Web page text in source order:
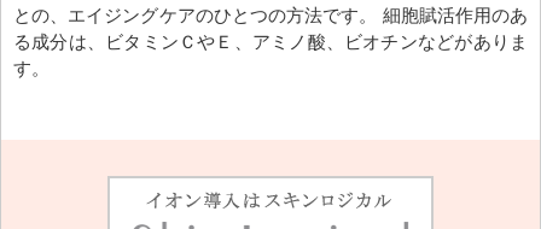
との、エイジングケアのひとつの方法です。 細胞賦活作用のあ
る成分は、ビタミンＣやＥ、アミノ酸、ビオチンなどがありま
す。